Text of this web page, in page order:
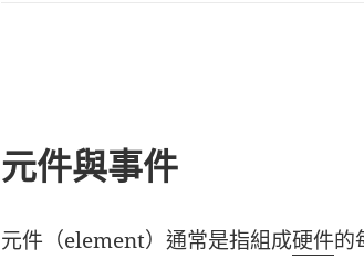
元件與事件
元件（element）通常是指組成硬件的